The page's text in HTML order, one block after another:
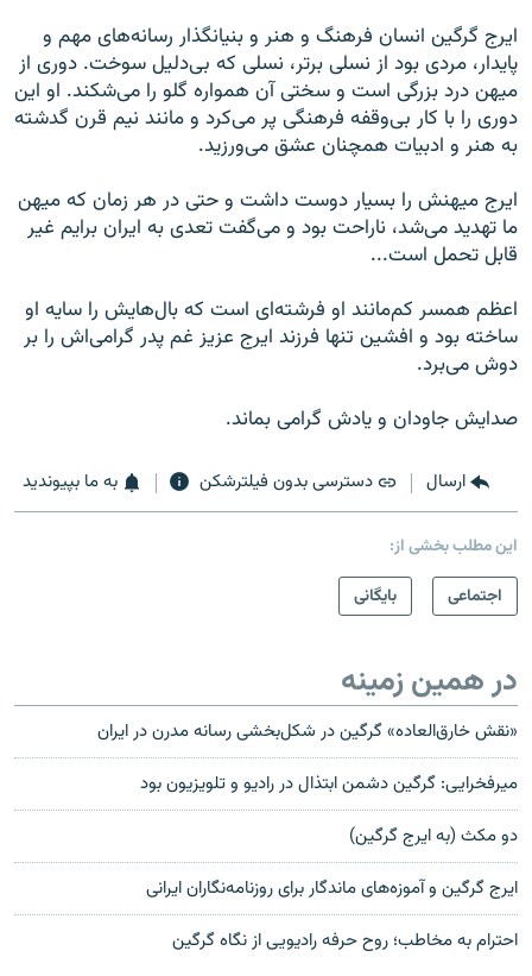
ایرج گرگین انسان فرهنگ و هنر و بنیانگذار رسانه‌های مهم و
پایدار، مردی بود از نسلی برتر، نسلی که بی‌دلیل سوخت. دوری از
میهن درد بزرگی است و سختی آن همواره گلو را می‌شکند. او این
دوری را با کار بی‌وقفه فرهنگی پر می‌کرد و مانند نیم قرن گدشته
به هنر و ادبیات همچنان عشق می‌ورزید.
ایرج میهنش را بسیار دوست داشت و حتی در هر زمان که میهن
ما تهدید می‌شد، ناراحت بود و می‌گفت تعدی به ایران برایم غیر
قابل تحمل است...
اعظم همسر کم‌مانند او فرشته‌ای است که بال‌هایش را سایه او
ساخته بود و افشین تنها فرزند ایرج عزیز غم پدر گرامی‌اش را بر
دوش می‌برد.
صدایش جاودان و یادش گرامی بماند.
ارسال دسترسی بدون فیلترشکن به ما بپیوندید
این مطلب بخشی از:
اجتماعی
بایگانی
در همین زمینه
«نقش خارق‌العاده» گرگین در شکل‌بخشی رسانه مدرن در ایران
میرفخرایی: گرگین دشمن ابتذال در رادیو و تلویزیون بود
دو مکث (به ایرج گرگین)
ایرج گرگین و آموزه‌های ماندگار برای روزنامه‌نگاران ایرانی
احترام به مخاطب؛ روح حرفه رادیویی از نگاه گرگین